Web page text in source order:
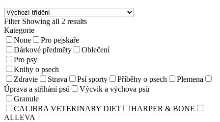
Filter Showing all 2 results
Kategorie
None
Pro pejskaře
Dárkové předměty
Oblečení
Pro psy
Knihy o psech
Zdravie
Strava Psí sporty Příběhy o psech
Plemena
Úprava a střihání psů
Výcvik a výchova psů
Granule
CALIBRA VETERINARY DIET
HARPER & BONE
ALLEVA